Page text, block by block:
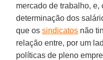
mercado de trabalho, e,
determinação dos
que ossindicatos não
relação entre, por um
políticas de pleno